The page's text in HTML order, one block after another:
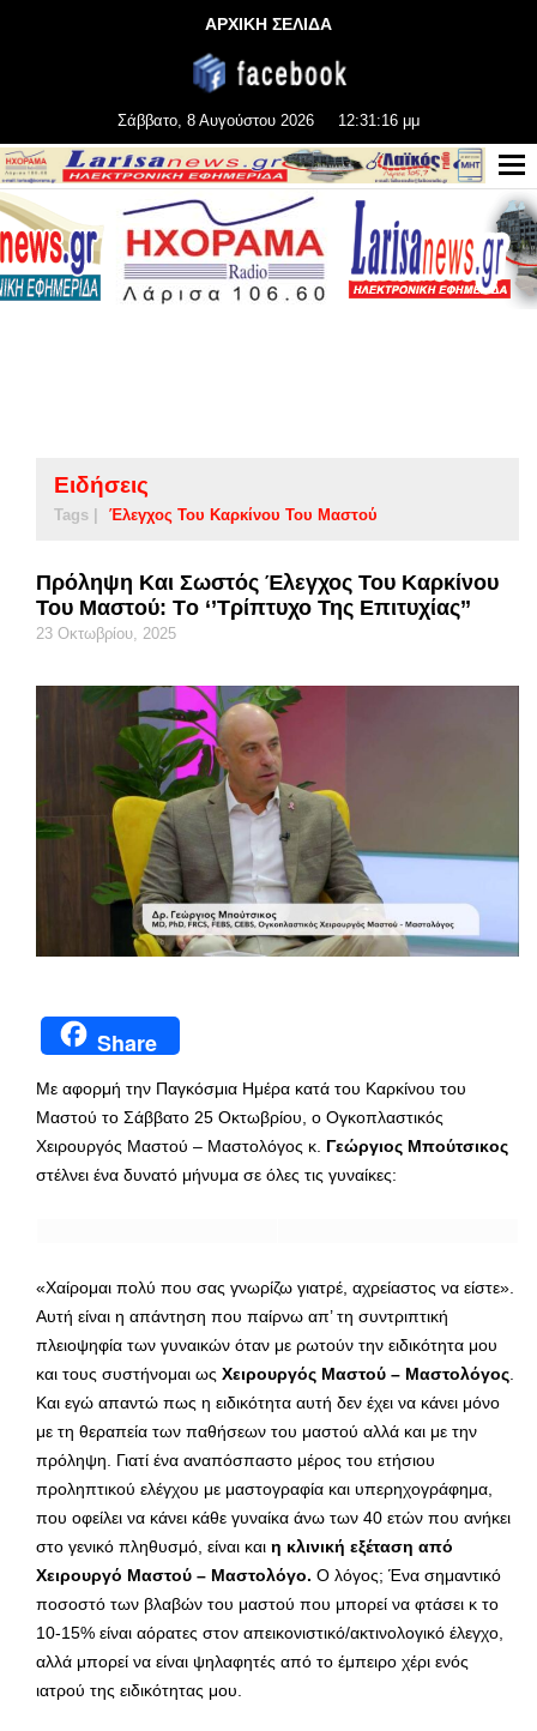
ΑΡΧΙΚΗ ΣΕΛΙΔΑ
Σάββατο, 8 Αυγούστου 2026 12:31:17 μμ
Ειδήσεις
Tags | Έλεγχος Του Καρκίνου Του Μαστού
Πρόληψη Και Σωστός Έλεγχος Του Καρκίνου
Του Μαστού: Tο ‘’τρίπτυχο Της Επιτυχίας’’
23 Οκτωβρίου, 2025
Share
Με αφορμή την Παγκόσμια Ημέρα κατά του Καρκίνου του
Μαστού το Σάββατο 25 Οκτωβρίου, ο Ογκοπλαστικός
Χειρουργός Μαστού – Μαστολόγος κ. Γεώργιος Μπούτσικος
στέλνει ένα δυνατό μήνυμα σε όλες τις γυναίκες:
«Χαίρομαι πολύ που σας γνωρίζω γιατρέ, αχρείαστος να είστε».
Αυτή είναι η απάντηση που παίρνω απ’ τη συντριπτική
πλειοψηφία των γυναικών όταν με ρωτούν την ειδικότητα μου
και τους συστήνομαι ως Χειρουργός Μαστού – Μαστολόγος
Και εγώ απαντώ πως η ειδικότητα αυτή δεν έχει να κάνει μόνο
με τη θεραπεία των παθήσεων του μαστού αλλά και με την
πρόληψη. Γιατί ένα αναπόσπαστο μέρος του ετήσιου
προληπτικού ελέγχου με μαστογραφία και υπερηχογράφημα,
που οφείλει να κάνει κάθε γυναίκα άνω των 40 ετών που ανήκει
στο γενικό πληθυσμό, είναι και η κλινική εξέταση από
Χειρουργό Μαστού – Μαστολόγο. Ο λόγος; Ένα σημαντικό
ποσοστό των βλαβών του μαστού που μπορεί να φτάσει κ το
10-15% είναι αόρατες στον απεικονιστικό/ακτινολογικό έλεγχο,
αλλά μπορεί να είναι ψηλαφητές από το έμπειρο χέρι ενός
ιατρού της ειδικότητας μου.